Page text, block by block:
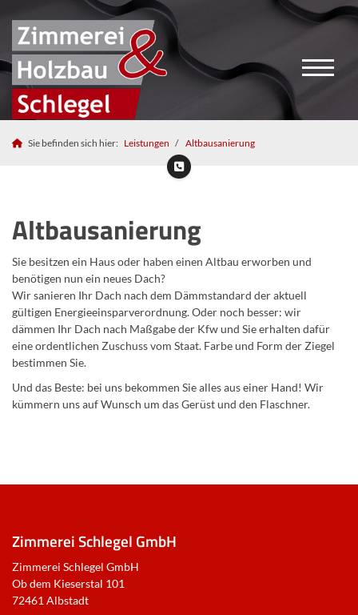
Sie befinden sich hier: Leistungen Altbausanierung
Altbausanierung
Sie besitzen ein Haus oder haben einen Altbau erworben und
benötigen nun ein neues Dach?
Wir sanieren Ihr Dach nach dem Dämmstandard der aktuell
gültigen Energieeinsparverordnung. Oder noch besser: wir
dämmen Ihr Dach nach Maßgabe der Kfw und Sie erhalten dafür
eine ordentlichen Zuschuss vom Staat. Farbe und Form der Ziegel
bestimmen Sie.
Und das Beste: bei uns bekommen Sie alles aus einer Hand! Wir
kümmern uns auf Wunsch um das Gerüst und den Flaschner.
Zimmerei Schlegel GmbH
Zimmerei Schlegel GmbH
Ob dem Kieserstal 101
72461 Albstadt